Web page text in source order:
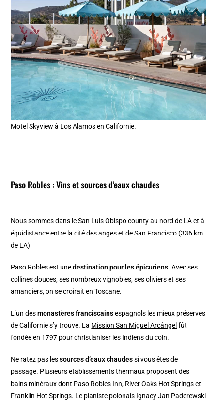
Motel Skyview à Los Alamos en Californie.
Paso Robles : Vins et sources d’eaux chaudes
Nous sommes dans le San Luis Obispo county au nord de LA et à
équidistance entre la cité des anges et de San Francisco (336 km
de LA).
Paso Robles est unedestination pour les épicuriens. Avec ses
collines douces, ses nombreux vignobles, ses oliviers et ses
amandiers, on se croirait en Toscane.
L’un desmonastères franciscainsespagnols les mieux préservés
de Californie s’y trouve. La Mission San Miguel Arcángel fût
fondée en 1797 pour christianiser les Indiens du coin.
Ne ratez pas lessources d’eaux chaudessi vous êtes de
passage. Plusieurs établissements thermaux proposent des
bains minéraux dont Paso Robles Inn, River Oaks Hot Springs et
Franklin Hot Springs. Le pianiste polonais Ignacy Jan Paderewski